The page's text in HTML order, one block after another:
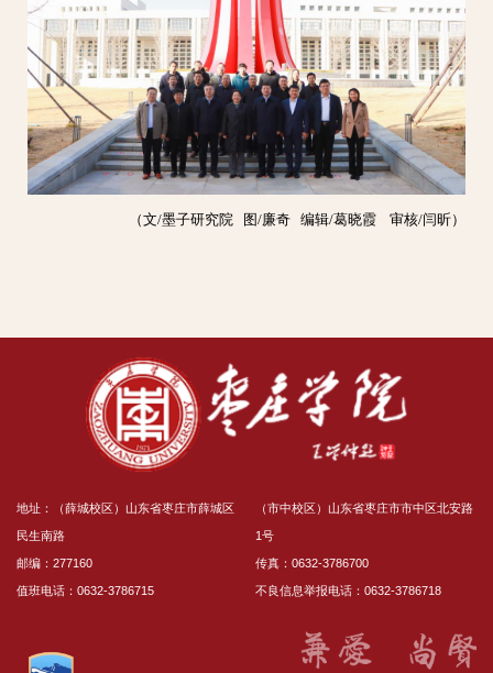
（文/墨子研究院 图/廉奇 编辑/葛晓霞 审核/闫昕）
地址：（薛城校区）山东省枣庄市薛城区
民生南路
邮编：277160
值班电话：0632-3786715
（市中校区）山东省枣庄市市中区北安路
1号
传真：0632-3786700
不良信息举报电话：0632-3786718